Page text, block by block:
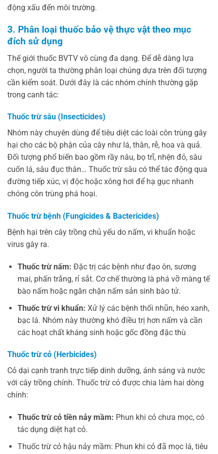
động xấu đến môi trường.
3. Phân loại thuốc bảo vệ thực vật theo mục
đích sử dụng
Thế giới thuốc BVTV vô cùng đa dạng. Để dễ dàng lựa
chọn, người ta thường phân loại chúng dựa trên đối tượng
cần kiểm soát. Dưới đây là các nhóm chính thường gặp
trong canh tác:
Thuốc trừ sâu (Insecticides)
Nhóm này chuyên dùng để tiêu diệt các loài côn trùng gây
hại cho các bộ phận của cây như lá, thân, rễ, hoa và quả.
Đối tượng phổ biến bao gồm rầy nâu, bọ trĩ, nhện đỏ, sâu
cuốn lá, sâu đục thân… Thuốc trừ sâu có thể tác động qua
đường tiếp xúc, vị độc hoặc xông hơi để hạ gục nhanh
chóng côn trùng phá hoại.
Thuốc trừ bệnh (Fungicides & Bactericides)
Bệnh hại trên cây trồng chủ yếu do nấm, vi khuẩn hoặc
virus gây ra.
Thuốc trừ nấm: Đặc trị các bệnh như đạo ôn, sương
mai, phấn trắng, rỉ sắt. Cơ chế thường là phá vỡ màng tế
bào nấm hoặc ngăn chặn nấm sản sinh bào tử.
Thuốc trừ vi khuẩn: Xử lý các bệnh thối nhũn, héo xanh,
bạc lá. Nhóm này thường khó điều trị hơn nấm và cần
các hoạt chất kháng sinh hoặc gốc đồng đặc thù
Thuốc trừ cỏ (Herbicides)
Cỏ dại cạnh tranh trực tiếp dinh dưỡng, ánh sáng và nước
với cây trồng chính. Thuốc trừ cỏ được chia làm hai dòng
chính:
Thuốc trừ cỏ tiền nảy mầm: Phun khi cỏ chưa mọc, có
tác dụng diệt hạt cỏ.
Thuốc trừ cỏ hậu nảy mầm: Phun khi cỏ đã mọc lá, tiêu